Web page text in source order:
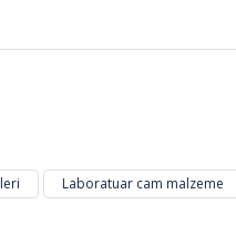
Laboratuar cam malzeme